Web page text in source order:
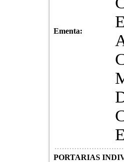
Ementa:
PORTARIAS